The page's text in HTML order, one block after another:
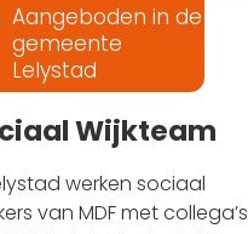
Aangeboden in de
gemeente
Lelystad
Wijkteam
werken sociaal
van MDF met collega’s